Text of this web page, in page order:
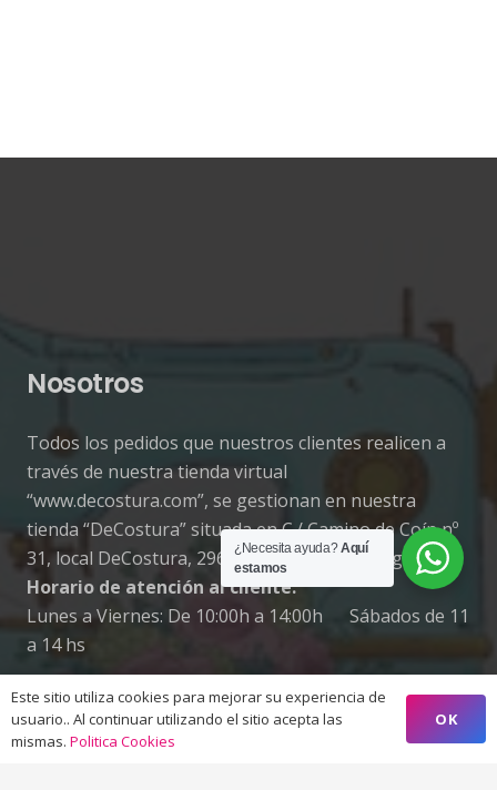
Nosotros
Todos los pedidos que nuestros clientes realicen a
través de nuestra tienda virtual
“www.decostura.com”, se gestionan en nuestra
tienda “DeCostura” situada en C./ Camino de Coín nº
31, local DeCostura, 29640 Fuengirola (Málaga).
Horario de atención al cliente.
Lunes a Viernes: De 10:00h a 14:00h Sábados de 11
a 14 hs
Preguntas Frecuentes
¿Necesita ayuda?Aquí
estamos
Este sitio utiliza cookies para mejorar su experiencia de
usuario.. Al continuar utilizando el sitio acepta las
mismas. Politica Cookies
OK